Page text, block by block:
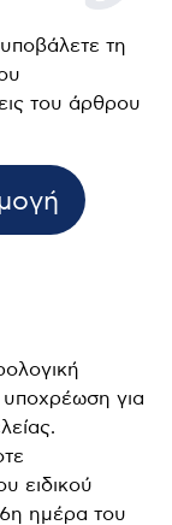
τη
του άρθρου
υποχρέωση για
ειδικού
ημέρα του